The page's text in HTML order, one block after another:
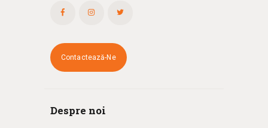
Contactează-Ne
Despre noi